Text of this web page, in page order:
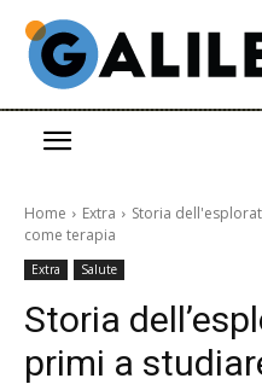
Home Extra
Storia
come terapia
Extra Salute
Storia
primi a